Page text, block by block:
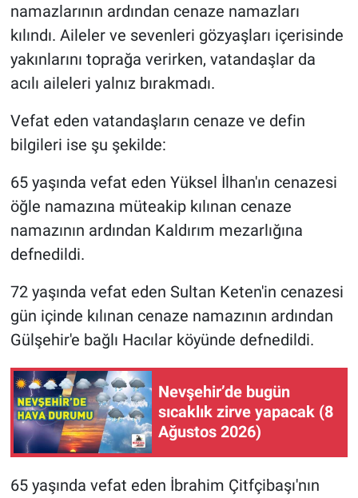
namazlarının ardından cenaze namazları
kılındı. Aileler ve sevenleri gözyaşları içerisinde
yakınlarını toprağa verirken, vatandaşlar da
acılı aileleri yalnız bırakmadı.
Vefat eden vatandaşların cenaze ve defin
bilgileri ise şu şekilde:
65 yaşında vefat eden Yüksel İlhan'ın cenazesi
öğle namazına müteakip kılınan cenaze
namazının ardından Kaldırım mezarlığına
defnedildi.
72 yaşında vefat eden Sultan Keten'in cenazesi
gün içinde kılınan cenaze namazının ardından
Gülşehir'e bağlı Hacılar köyünde defnedildi.
Nevşehir’de bugün
sıcaklık zirve yapacak (8
Ağustos 2026)
65 yaşında vefat eden İbrahim Çitfçibaşı'nın